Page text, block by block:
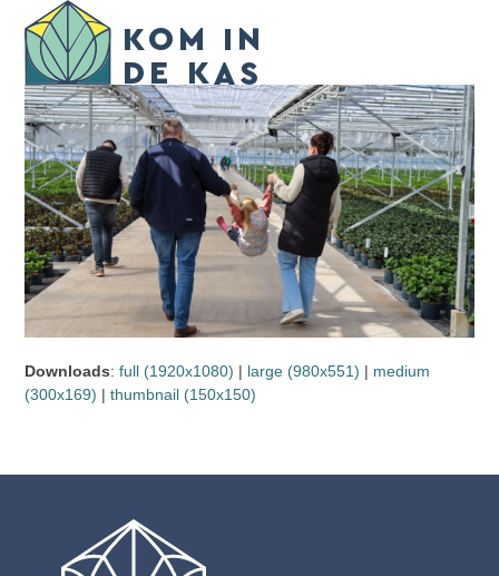
content
Open
mobile
menu
Close
mobile
menu
Downloads:full (1920x1080) | large (980x551) | medium
(300x169) |thumbnail (150x150)